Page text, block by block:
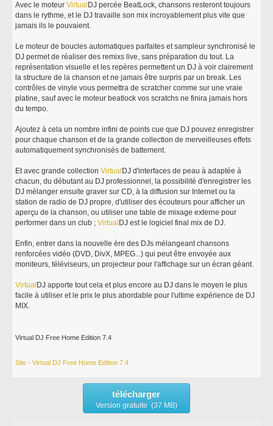
Avec le moteurVirtual DJ percée BeatLock, chansons resteront toujours
dans le rythme, et le DJ travaille son mix incroyablement plus vite que
jamais ils le pouvaient.
Le moteur de boucles automatiques parfaites et sampleur synchronisé le
DJ permet de réaliser des remixs live, sans préparation du tout. La
représentation visuelle et les repères permettent un DJ à voir clairement
la structure de la chanson et ne jamais être surpris par un break. Les
contrôles de vinyle vous permettra de scratcher comme sur une vraie
platine, sauf avec le moteur beatlock vos scratchs ne finira jamais hors
du tempo.
Ajoutez à cela un nombre infini de points cue que DJ pouvez enregistrer
pour chaque chanson et de la grande collection de merveilleuses effets
automatiquement synchronisés de battement.
Et avec grande collectionVirtual DJ d'interfaces de peau à adaptée à
chacun, du débutant au DJ professionnel, la possibilité d'enregistrer les
DJ mélanger ensuite graver sur CD, à la diffusion sur Internet ou la
station de radio de DJ propre, d'utiliser des écouteurs pour afficher un
aperçu de la chanson, ou utiliser une table de mixage externe pour
performer dans un club ;Virtual DJ est le logiciel final mix de DJ.
Enfin, entrer dans la nouvelle ère des DJs mélangeant chansons
renforcées vidéo (DVD, DivX, MPEG...) qui peut être envoyée aux
moniteurs, téléviseurs, un projecteur pour l'affichage sur un écran géant.
Virtual DJ apporte tout cela et plus encore au DJ dans le moyen le plus
facile à utiliser et le prix le plus abordable pour l'ultime expérience de DJ
MIX.
Virtual DJ Free Home Edition 7.4
Site - Virtual DJ Free Home Edition 7.4
télécharger
Version gratuite (37 MB)